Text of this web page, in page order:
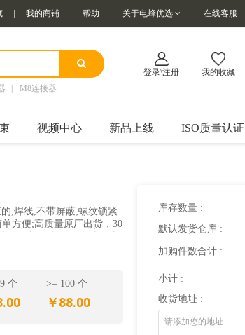
我的商铺 帮助 关于电蜂优选 在线客服
| M8连接器
登录\注册 我的收藏
视频中心 新品上线 ISO质量认证
,焊线,不带屏蔽;螺纹锁紧
方便;高质量原厂出货，30
线模块
个 >= 100 个
￥88.00
库存数量 :
默认发货仓库 :
加购件数合计 :
小计 :
收货地址 :
请添加您的地址